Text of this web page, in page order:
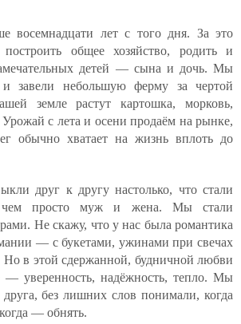
восемнадцати лет с того дня. За это
общее хозяйство, родить и
детей — сына и дочь. Мы
завели небольшую ферму за чертой
земле растут картошка, морковь,
с лета и осени продаём на рынке,
обычно хватает на жизнь вплоть до
друг к другу настолько, что стали
чем просто муж и жена. Мы стали
Не скажу, что у нас была романтика
— с букетами, ужинами при свечах
в этой сдержанной, будничной любви
— уверенность, надёжность, тепло. Мы
без лишних слов понимали, когда
— обнять.